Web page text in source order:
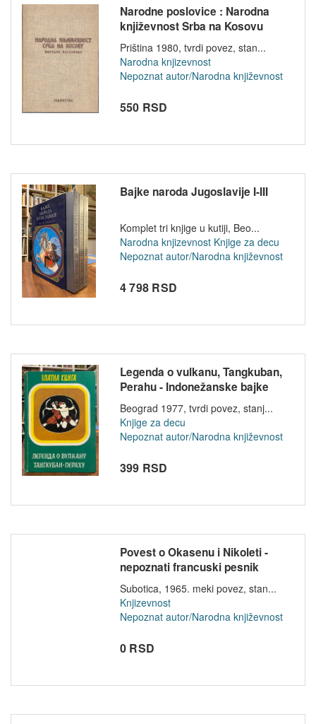
Narodne poslovice : Narodna
književnost Srba na Kosovu
Priština 1980, tvrdi povez, stan...
Narodna knjizevnost
Nepoznat autor/Narodna književnost
550 RSD
Bajke naroda Jugoslavije I-III
Komplet tri knjige u kutiji, Beo...
Narodna knjizevnost Knjige za decu
Nepoznat autor/Narodna književnost
4 798 RSD
Legenda o vulkanu, Tangkuban,
Perahu - Indonežanske bajke
Beograd 1977, tvrdi povez, stanj...
Knjige za decu
Nepoznat autor/Narodna književnost
399 RSD
Povest o Okasenu i Nikoleti -
nepoznati francuski pesnik
Subotica, 1965. meki povez, stan...
Knjizevnost
Nepoznat autor/Narodna književnost
0 RSD